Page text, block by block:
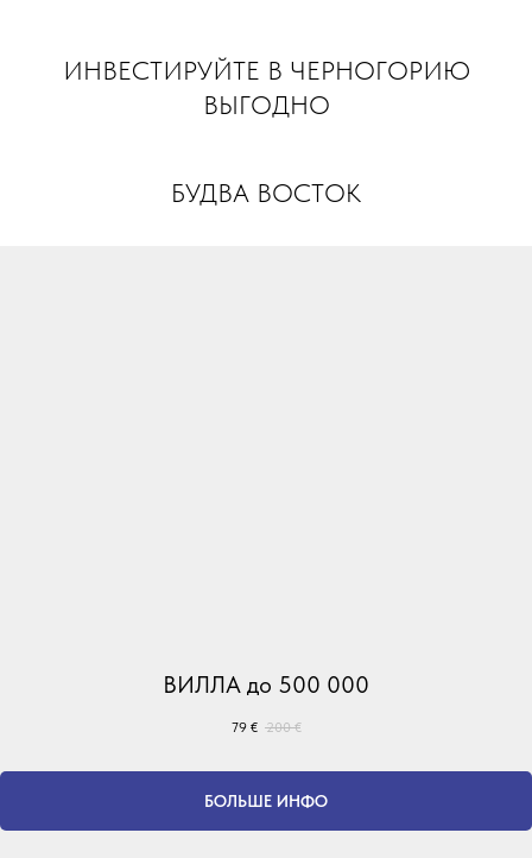
ИНВЕСТИРУЙТЕ В ЧЕРНОГОРИЮ
ВЫГОДНО
БУДВА ВОСТОК
ВИЛЛА до 500 000
79 € 200 €
БОЛЬШЕ ИНФО